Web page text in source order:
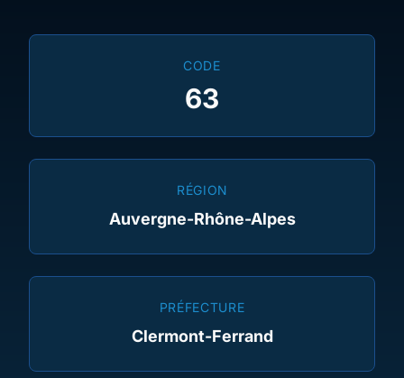
CODE
63
RÉGION
Auvergne-Rhône-Alpes
PRÉFECTURE
Clermont-Ferrand